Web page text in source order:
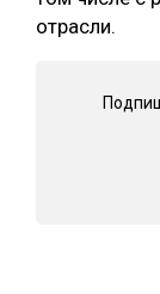
отрасли.